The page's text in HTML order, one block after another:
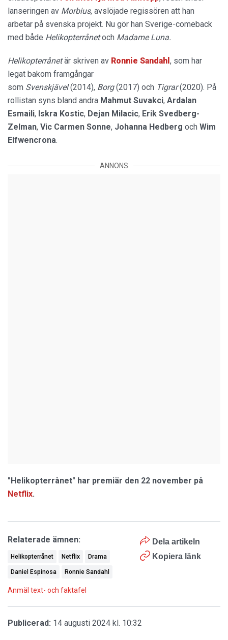
lanseringen av Morbius, avslöjade regissören att han
arbetar på svenska projekt. Nu gör han Sverige-comeback
med både Helikopterrånetoch Madame Luna.
Helikopterrånetär skriven av Ronnie Sandahl , som har
legat bakom framgångar
som Svenskjävel(2014), Borg(2017) och Tigrar(2020). På
rollistan syns bland andra Mahmut Suvakci, Ardalan
Esmaili, Iskra Kostic, Dejan Milacic, Erik Svedberg-
Zelman, Vic Carmen Sonne, Johanna Hedberg och Wim
Elfwencrona.
ANNONS
"Helikopterrånet" har premiär den 22 november på
Netflix.
Dela artikeln
Kopiera länk
Relaterade ämnen:
Helikopterrånet Netflix Drama
Daniel Espinosa Ronnie Sandahl
Anmäl text- och faktafel
Publicerad: 14 augusti 2024 kl. 10:32